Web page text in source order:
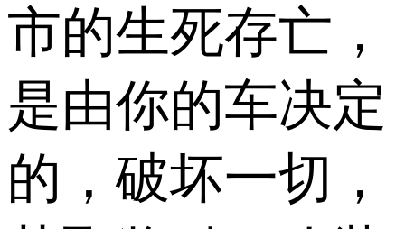
市的生死存亡，
是由你的车决定
的，破坏一切，